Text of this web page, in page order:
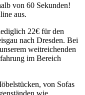
von 60 Sekunden!
aus.
22€ für den
nach Dresden. Bei
weitreichenden
im Bereich
von Sofas
wie